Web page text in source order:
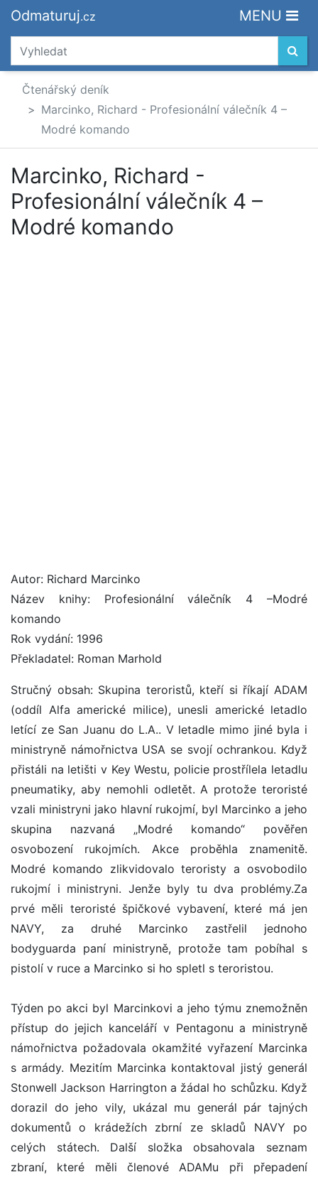
Odmaturuj.cz MENU
Čtenářský deník
Marcinko, Richard - Profesionální válečník 4 –
Modré komando
Marcinko, Richard -
Profesionální válečník 4 –
Modré komando
Autor: Richard Marcinko
Název knihy: Profesionální válečník 4 –Modré
komando
Rok vydání: 1996
Překladatel: Roman Marhold
Stručný obsah: Skupina teroristů, kteří si říkají ADAM
(oddíl Alfa americké milice), unesli americké letadlo
letící ze San Juanu do L.A.. V letadle mimo jiné byla i
ministryně námořnictva USA se svojí ochrankou. Když
přistáli na letišti v Key Westu, policie prostřílela letadlu
pneumatiky, aby nemohli odletět. A protože teroristé
vzali ministryni jako hlavní rukojmí, byl Marcinko a jeho
skupina nazvaná „Modré komando“ pověřen
osvobození rukojmích. Akce proběhla znamenitě.
Modré komando zlikvidovalo teroristy a osvobodilo
rukojmí i ministryni. Jenže byly tu dva problémy.Za
prvé měli teroristé špičkové vybavení, které má jen
NAVY, za druhé Marcinko zastřelil jednoho
bodyguarda paní ministryně, protože tam pobíhal s
pistolí v ruce a Marcinko si ho spletl s teroristou.
Týden po akci byl Marcinkovi a jeho týmu znemožněn
přístup do jejich kanceláří v Pentagonu a ministryně
námořnictva požadovala okamžité vyřazení Marcinka
s armády. Mezitím Marcinka kontaktoval jistý generál
Stonwell Jackson Harrington a žádal ho schůzku. Když
dorazil do jeho vily, ukázal mu generál pár tajných
dokumentů o krádežích zbrní ze skladů NAVY po
celých státech. Další složka obsahovala seznam
zbraní, které měli členové ADAMu při přepadení